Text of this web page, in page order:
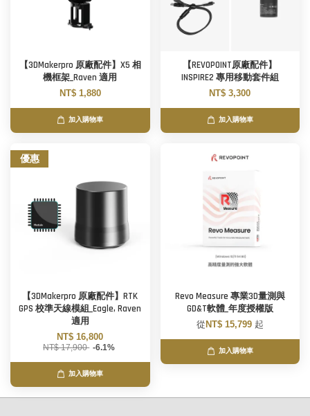
【3DMakerpro 原廠配件】X5 相
機框架_Raven 適用
NT$ 1,880
加入購物車
【REVOPOINT原廠配件】
INSPIRE2 專用移動套件組
NT$ 3,300
加入購物車
優惠
【3DMakerpro 原廠配件】RTK
GPS 校準天線模組_Eagle, Raven
適用
NT$ 16,800
NT$ 17,900 -6.1%
加入購物車
Revo Measure 專業3D量測與
GD&T軟體_年度授權版
從 NT$ 15,799 起
加入購物車